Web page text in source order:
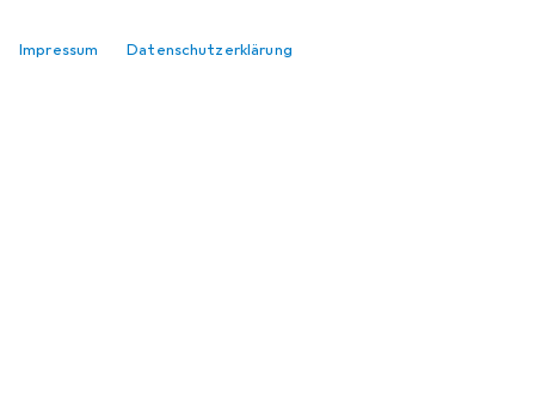
Impressum Datenschutzerklärung